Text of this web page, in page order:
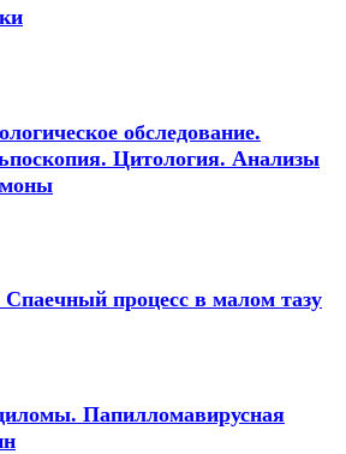
обследование.
Цитология. Анализы
Спаечный процесс в малом тазу
Папилломавирусная